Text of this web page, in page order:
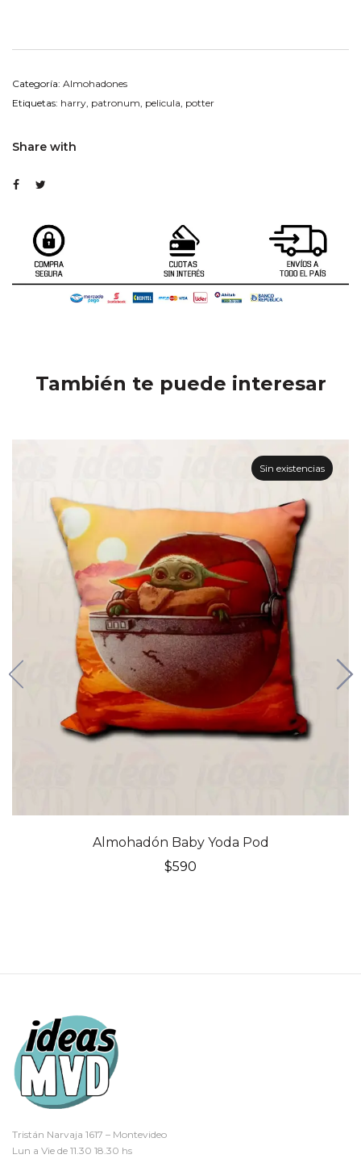
Categoría: Almohadones
Etiquetas: harry patronum pelicula potter
Share with
También te puede interesar
Sin existencias
Almohadón Baby Yoda Pod
$590
Tristán Narvaja 1617 – Montevideo
Lun a Vie de 11.30 18.30 hs